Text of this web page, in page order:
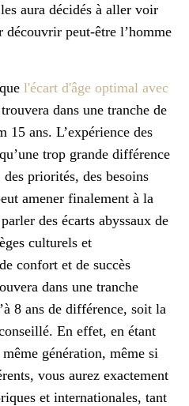
aura décidés à aller voir
découvrir peut-être l’homme
l'écart d'âge optimal avec
dans une tranche de
15 ans. L’expérience des
trop grande différence
des priorités, des besoins
amener finalement à la
des écarts abyssaux de
culturels et
confort et de succès
dans une tranche
8 ans de différence, soit la
En effet, en étant
génération, même si
vous aurez exactement
et internationales, tant